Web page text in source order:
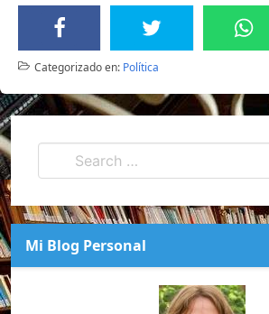
Categorizado en: Política
Mi Blog Personal